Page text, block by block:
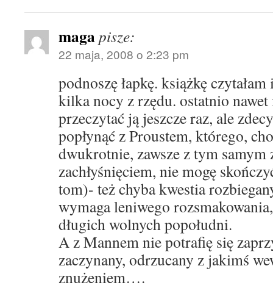
magapisze:
22 maja, 2008 o 2:23 pm
podnoszę łapkę. książkę
kilka nocy z rzędu. ostatnio nawet
przeczytać ją jeszcze raz, ale
popłynąć z Proustem, którego,
dwukrotnie, zawsze z tym samym
zachłyśnięciem, nie mogę
tom)- też chyba kwestia
wymaga leniwego
długich wolnych popołudni.
A z Mannem nie potrafię się
zaczynany, odrzucany z jakimś
znużeniem….